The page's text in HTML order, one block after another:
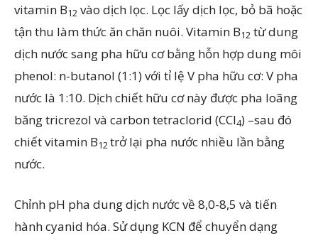
vitamin B12 vào dịch lọc. Lọc lấy dịch lọc, bỏ bã hoặc
tận thu làm thức ăn chăn nuôi. Vitamin B12 từ dung
dịch nước sang pha hữu cơ bằng hỗn hợp dung môi
phenol: n-butanol (1:1) với tỉ lệ V pha hữu cơ: V pha
nước là 1:10. Dịch chiết hữu cơ này được pha loãng
băng tricrezol và carbon tetraclorid (CCl4) –sau đó
chiết vitamin B12trở lại pha nước nhiều lần bằng
nước.
Chỉnh pH pha dung dịch nước về 8,0-8,5 và tiến
hành cyanid hóa. Sử dụng KCN để chuyển dạng